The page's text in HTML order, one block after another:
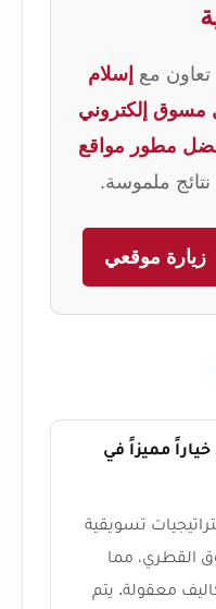
مع إسلام
مسوق إلكتروني
مطور مواقع
نتائج ملموسة.
زيارة موقعي
مميزاً في
تسويقية
القطري، مما
معقولة. يتم